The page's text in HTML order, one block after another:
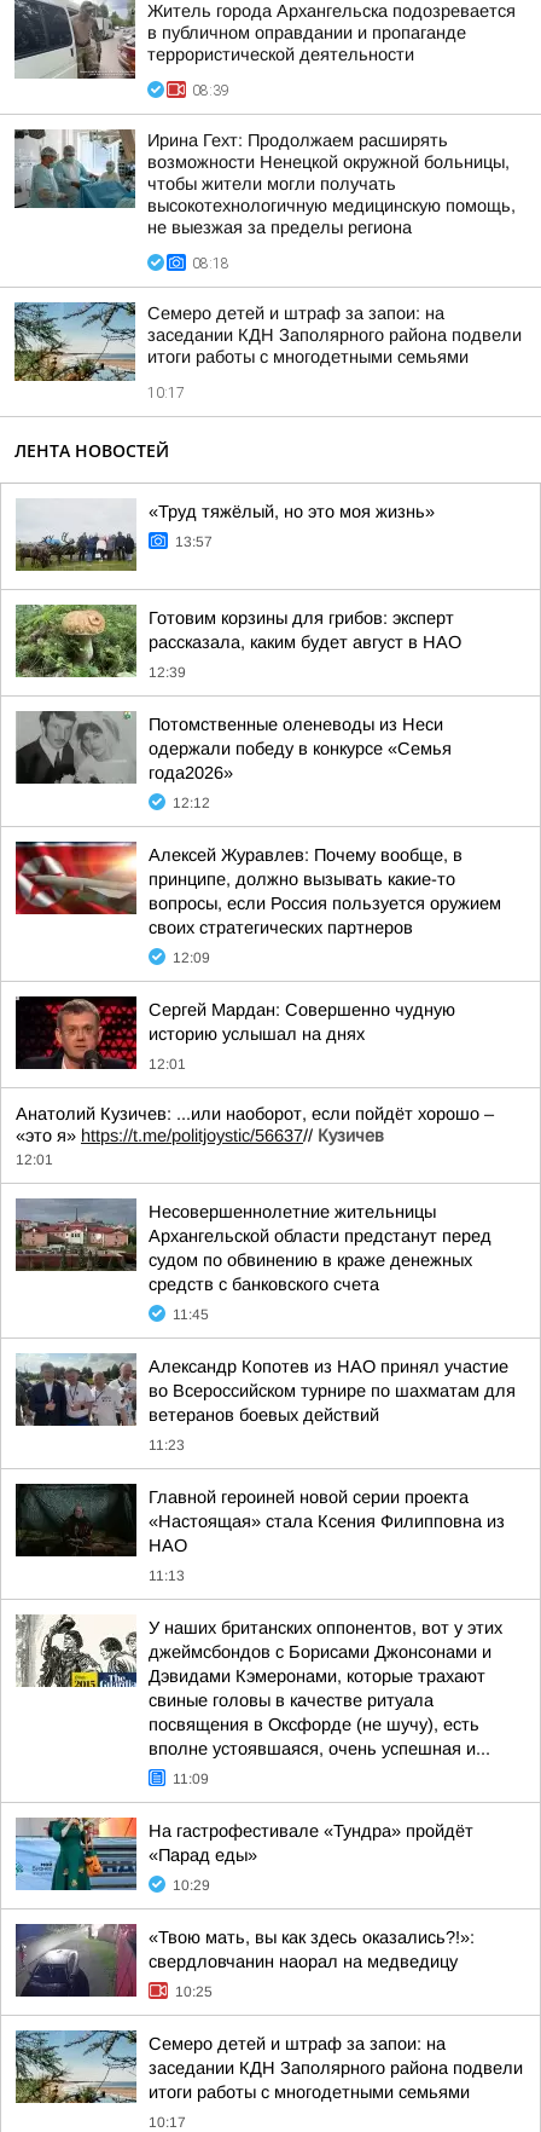
Житель города Архангельска подозревается
в публичном оправдании и пропаганде
террористической деятельности
08:39
Ирина Гехт: Продолжаем расширять
возможности Ненецкой окружной больницы,
чтобы жители могли получать
высокотехнологичную медицинскую помощь,
не выезжая за пределы региона
08:18
Семеро детей и штраф за запои: на
заседании КДН Заполярного района подвели
итоги работы с многодетными семьями
10:17
ЛЕНТА НОВОСТЕЙ
«Труд тяжёлый, но это моя жизнь»
13:57
Готовим корзины для грибов: эксперт
рассказала, каким будет август в НАО
12:39
Потомственные оленеводы из Неси
одержали победу в конкурсе «Семья
года2026»
12:12
Алексей Журавлев: Почему вообще, в
принципе, должно вызывать какие-то
вопросы, если Россия пользуется оружием
своих стратегических партнеров
12:09
Сергей Мардан: Совершенно чудную
историю услышал на днях
12:01
Анатолий Кузичев: ...или наоборот, если пойдёт хорошо –
«это я» https://t.me/politjoystic/56637// Кузичев
12:01
Несовершеннолетние жительницы
Архангельской области предстанут перед
судом по обвинению в краже денежных
средств с банковского счета
11:45
Александр Копотев из НАО принял участие
во Всероссийском турнире по шахматам для
ветеранов боевых действий
11:23
Главной героиней новой серии проекта
«Настоящая» стала Ксения Филипповна из
НАО
11:13
У наших британских оппонентов, вот у этих
джеймсбондов с Борисами Джонсонами и
Дэвидами Кэмеронами, которые трахают
свиные головы в качестве ритуала
посвящения в Оксфорде (не шучу), есть
вполне устоявшаяся, очень успешная и...
11:09
На гастрофестивале «Тундра» пройдёт
«Парад еды»
10:29
«Твою мать, вы как здесь оказались?!»:
свердловчанин наорал на медведицу
10:25
Семеро детей и штраф за запои: на
заседании КДН Заполярного района подвели
итоги работы с многодетными семьями
10:17